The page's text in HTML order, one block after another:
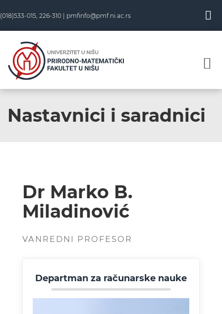
(018)533-015, 226-310 | pmfinfo@pmf.ni.ac.rs
Nastavnici i saradnici
Dr Marko B.
Miladinović
VANREDNI PROFESOR
Departman za računarske nauke